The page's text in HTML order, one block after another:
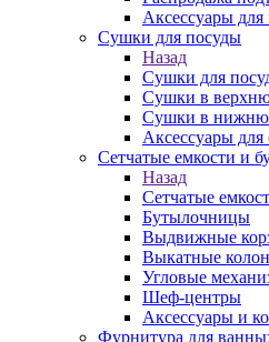
Аксессуары
Сушки для посуды
Назад
Сушки для
Сушки в
Сушки в
Аксессуары для
Сетчатые емкости и
Назад
Сетчатые
Бутылочницы
Выдвижные
Выкатные
Угловые
Шеф-центры
Аксессуары и
Фурнитура для